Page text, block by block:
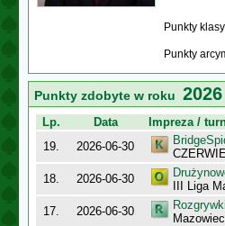
Punkty
Punkty
Punkty zdobyte w roku 2026
Lp.
Data
Impreza /
19.
2026-06-30
18.
2026-06-30
III Liga
17.
2026-06-30